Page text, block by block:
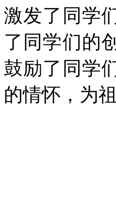
激发了同学
了同学们的
鼓励了同学
的情怀，为